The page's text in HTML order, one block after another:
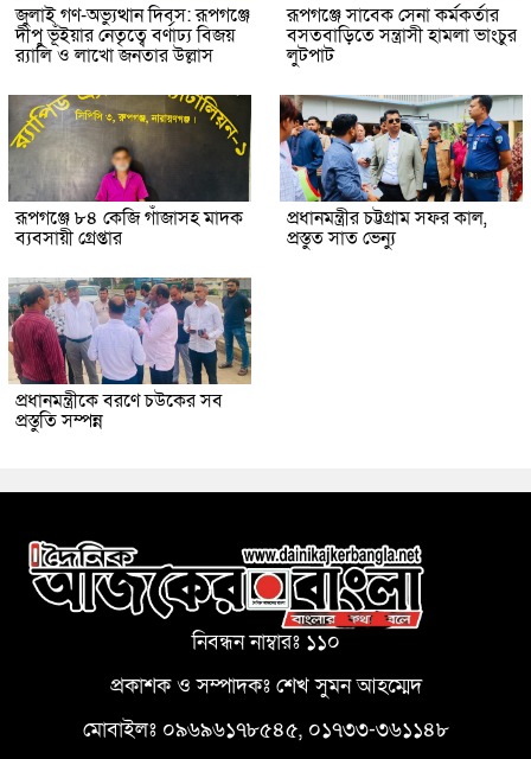
জুলাই গণ-অভ্যুত্থান দিবস: রূপগঞ্জে
দীপু ভূঁইয়ার নেতৃত্বে বর্ণাঢ্য বিজয়
র‌্যালি ও লাখো জনতার উল্লাস
রূপগঞ্জে সাবেক সেনা কর্মকর্তার
বসতবাড়িতে সন্ত্রাসী হামলা ভাংচুর
লুটপাট
রূপগঞ্জে ৮৪ কেজি গাঁজাসহ মাদক
ব্যবসায়ী গ্রেপ্তার
প্রধানমন্ত্রীর চট্টগ্রাম সফর কাল,
প্রস্তুত সাত ভেন্যু
প্রধানমন্ত্রীকে বরণে চউকের সব
প্রস্তুতি সম্পন্ন
নিবন্ধন নাম্বারঃ ১১০
প্রকাশক ও সম্পাদকঃ শেখ সুমন আহম্মেদ
মোবাইলঃ ০৯৬৯৬১৭৮৫৪৫, ০১৭৩৩-৩৬১১৪৮